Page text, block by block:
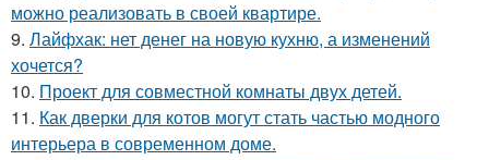
можно реализовать в своей квартире.
9. Лайфхак: нет денег на новую кухню, а изменений
хочется?
10. Проект для совместной комнаты двух детей.
11. Как дверки для котов могут стать частью модного
интерьера в современном доме.